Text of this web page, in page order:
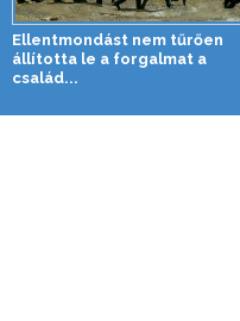
Ellentmondást nem tűrően
állította le a forgalmat a
család...